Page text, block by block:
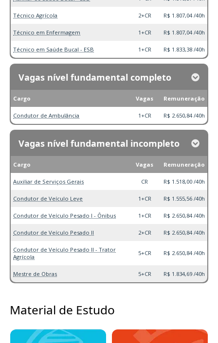
Técnico Agrícola 2+CR R$ 1.807,04 /40h
Técnico em Enfermagem 1+CR R$ 1.807,04 /40h
Técnico em Saúde Bucal - ESB 1+CR R$ 1.833,38 /40h
Vagas nível fundamental completo
Cargo Vagas Remuneração
Condutor de Ambulância 1+CR R$ 2.650,84 /40h
Vagas nível fundamental incompleto
Cargo Vagas Remuneração
Auxiliar de Serviços Gerais CR R$ 1.518,00 /40h
Condutor de Veículo Leve 1+CR R$ 1.555,56 /40h
Condutor de Veículo Pesado I - Ônibus 1+CR R$ 2.650,84 /40h
Condutor de Veículo Pesado II 2+CR R$ 2.650,84 /40h
Condutor de Veículo Pesado II - Trator
Agrícola
5+CR R$ 2.650,84 /40h
Mestre de Obras 5+CR R$ 1.834,69 /40h
Material de Estudo